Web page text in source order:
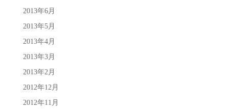
2013年6月
2013年5月
2013年4月
2013年3月
2013年2月
2012年12月
2012年11月